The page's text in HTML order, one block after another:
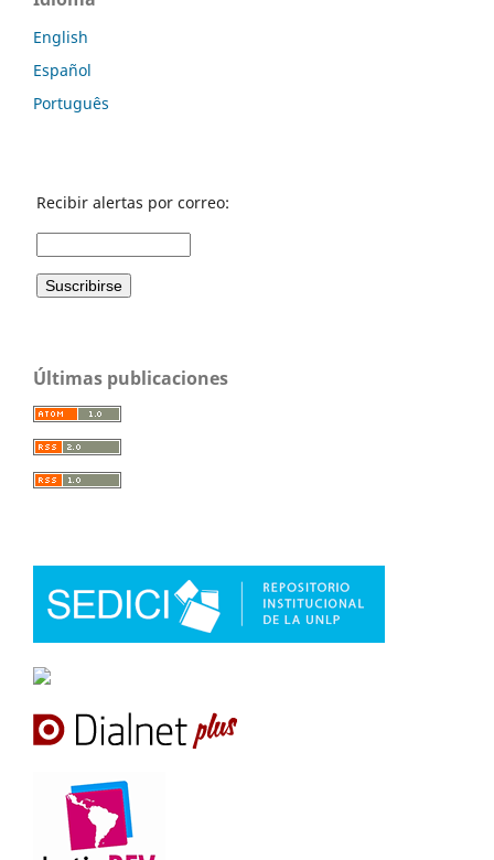
English
Español
Português
Recibir alertas por correo:
Últimas publicaciones